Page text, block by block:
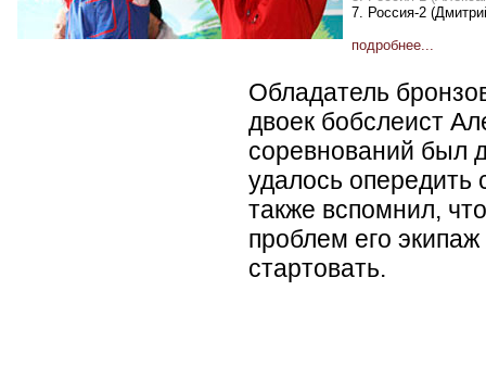
7. Россия-2 (
подробнее...
Обладатель
двоек бобслеист
соревнований был
удалось
также вспомнил,
проблем его
стартовать.